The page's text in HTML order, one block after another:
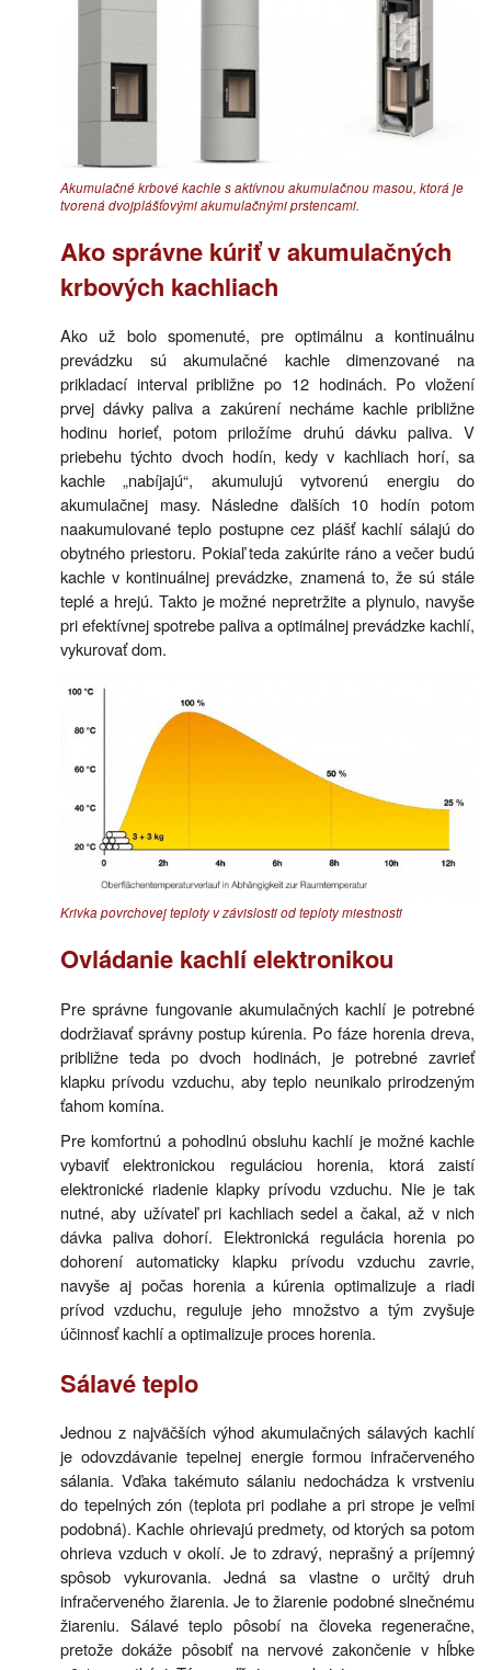
Akumulačné krbové kachle s aktívnou akumulačnou masou, ktorá je
tvorená dvojplášťovými akumulačnými prstencami.
Ako správne kúriť v akumulačných
krbových kachliach
Ako už bolo spomenuté, pre optimálnu a kontinuálnu
prevádzku sú akumulačné kachle dimenzované na
prikladací interval približne po 12 hodinách. Po vložení
prvej dávky paliva a zakúrení necháme kachle približne
hodinu horieť, potom priložíme druhú dávku paliva. V
priebehu týchto dvoch hodín, kedy v kachliach horí, sa
kachle „nabíjajú“, akumulujú vytvorenú energiu do
akumulačnej masy. Následne ďalších 10 hodín potom
naakumulované teplo postupne cez plášť kachlí sálajú do
obytného priestoru. Pokiaľ teda zakúrite ráno a večer budú
kachle v kontinuálnej prevádzke, znamená to, že sú stále
teplé a hrejú. Takto je možné nepretržite a plynulo, navyše
pri efektívnej spotrebe paliva a optimálnej prevádzke kachlí,
vykurovať dom.
Krivka povrchovej teploty v závislosti od teploty miestnosti
Ovládanie kachlí elektronikou
Pre správne fungovanie akumulačných kachlí je potrebné
dodržiavať správny postup kúrenia. Po fáze horenia dreva,
približne teda po dvoch hodinách, je potrebné zavrieť
klapku prívodu vzduchu, aby teplo neunikalo prirodzeným
ťahom komína.
Pre komfortnú a pohodlnú obsluhu kachlí je možné kachle
vybaviť elektronickou reguláciou horenia, ktorá zaistí
elektronické riadenie klapky prívodu vzduchu. Nie je tak
nutné, aby užívateľ pri kachliach sedel a čakal, až v nich
dávka paliva dohorí. Elektronická regulácia horenia po
dohorení automaticky klapku prívodu vzduchu zavrie,
navyše aj počas horenia a kúrenia optimalizuje a riadi
prívod vzduchu, reguluje jeho množstvo a tým zvyšuje
účinnosť kachlí a optimalizuje proces horenia.
Sálavé teplo
Jednou z najväčších výhod akumulačných sálavých kachlí
je odovzdávanie tepelnej energie formou infračerveného
sálania. Vďaka takémuto sálaniu nedochádza k vrstveniu
do tepelných zón (teplota pri podlahe a pri strope je veľmi
podobná). Kachle ohrievajú predmety, od ktorých sa potom
ohrieva vzduch v okolí. Je to zdravý, neprašný a príjemný
spôsob vykurovania. Jedná sa vlastne o určitý druh
infračerveného žiarenia. Je to žiarenie podobné slnečnému
žiareniu. Sálavé teplo pôsobí na človeka regeneračne,
pretože dokáže pôsobiť na nervové zakončenie v hĺbke